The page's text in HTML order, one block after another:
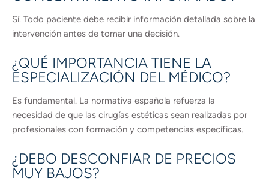
Sí. Todo paciente debe recibir información detallada sobre la
intervención antes de tomar una decisión.
¿QUÉ IMPORTANCIA TIENE LA
ESPECIALIZACIÓN DEL MÉDICO?
Es fundamental. La normativa española refuerza la
necesidad de que las cirugías estéticas sean realizadas por
profesionales con formación y competencias específicas.
¿DEBO DESCONFIAR DE PRECIOS
MUY BAJOS?